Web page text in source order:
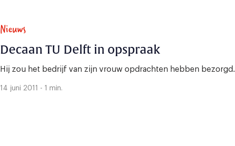
Nieuws
Decaan TU Delft in opspraak
Hij zou het bedrijf van zijn vrouw opdrachten hebben bezorgd.
14 juni 2011 - 1 min.